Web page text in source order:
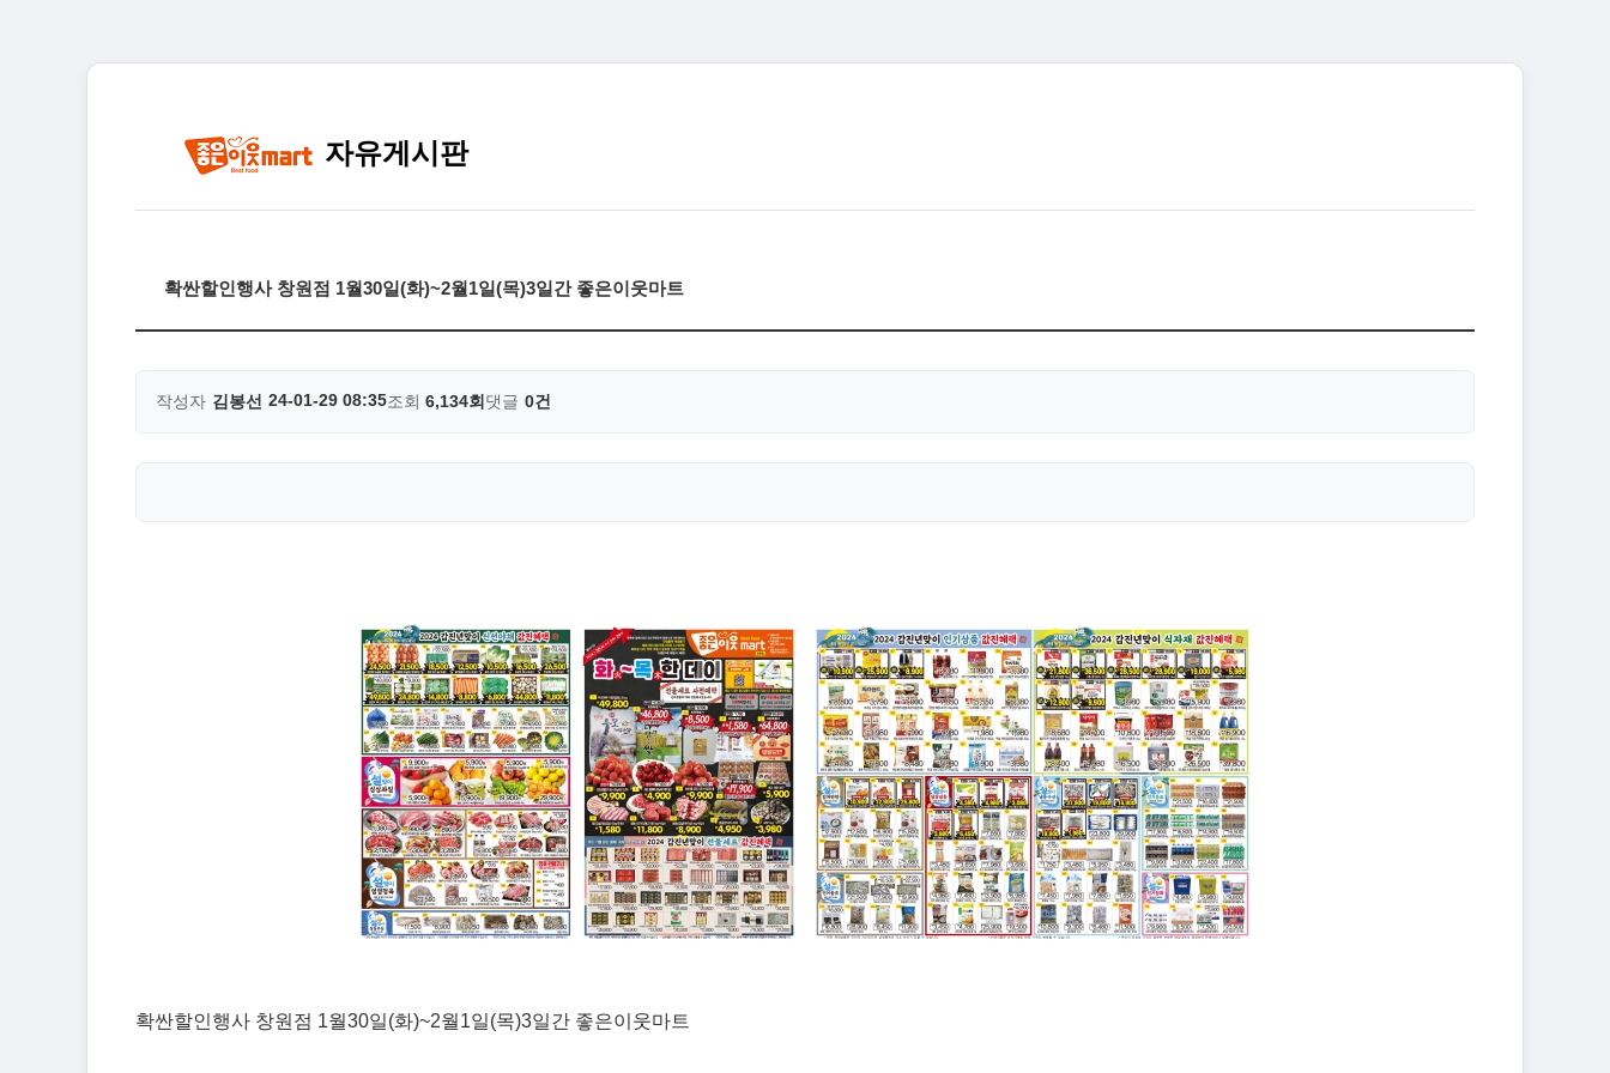
자유게시판
확싼할인행사 창원점 1월30일(화)~2월1일(목)3일간 좋은이웃마트
작성자 김봉선 24-01-29 08:35조회 6,134회 댓글 0건
확싼할인행사 창원점 1월30일(화)~2월1일(목)3일간 좋은이웃마트